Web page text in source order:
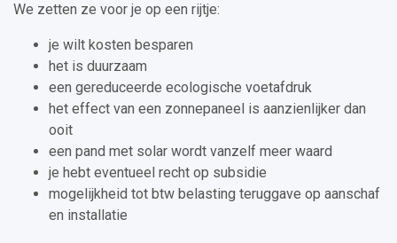
We zetten ze voor je op een rijtje:
je wilt kosten besparen
het is duurzaam
een gereduceerde ecologische voetafdruk
het effect van een zonnepaneel is aanzienlijker dan
ooit
een pand met solar wordt vanzelf meer waard
je hebt eventueel recht op subsidie
mogelijkheid tot btw belasting teruggave op aanschaf
en installatie